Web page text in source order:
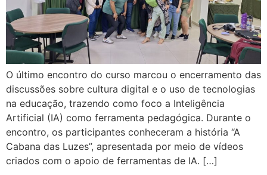
O último encontro do curso marcou o encerramento das
discussões sobre cultura digital e o uso de tecnologias
na educação, trazendo como foco a Inteligência
Artificial (IA) como ferramenta pedagógica. Durante o
encontro, os participantes conheceram a história “A
Cabana das Luzes”, apresentada por meio de vídeos
criados com o apoio de ferramentas de IA. […]